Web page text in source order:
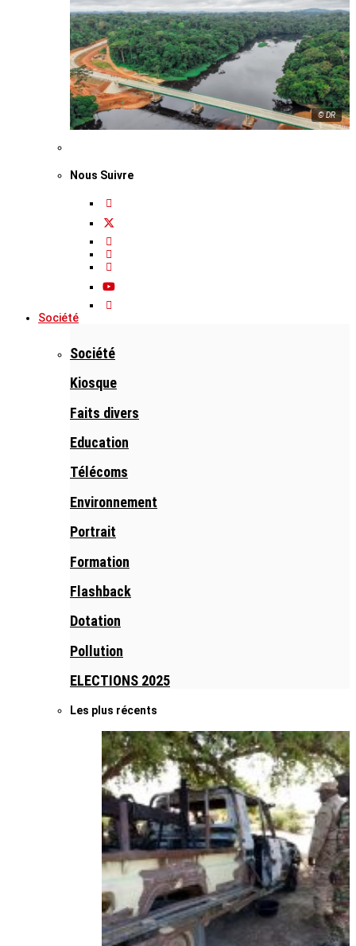
© DR
Nous Suivre
Société
Société
Kiosque
Faits divers
Education
Télécoms
Environnement
Portrait
Formation
Flashback
Dotation
Pollution
ELECTIONS 2025
Les plus récents